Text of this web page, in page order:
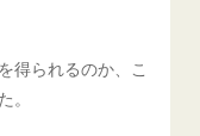
得られるのか、こ
。